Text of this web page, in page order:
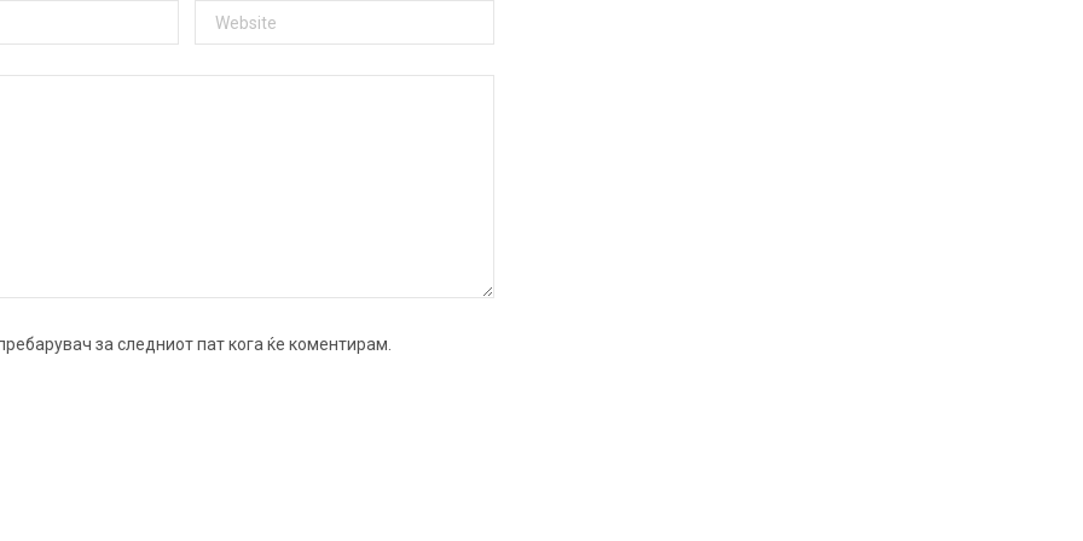
за следниот пат кога ќе коментирам.